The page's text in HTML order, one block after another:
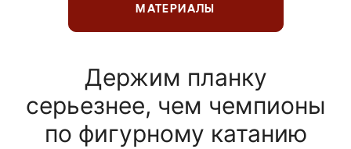
МАТЕРИАЛЫ
Держим планку
серьезнее, чем чемпионы
по фигурному катанию